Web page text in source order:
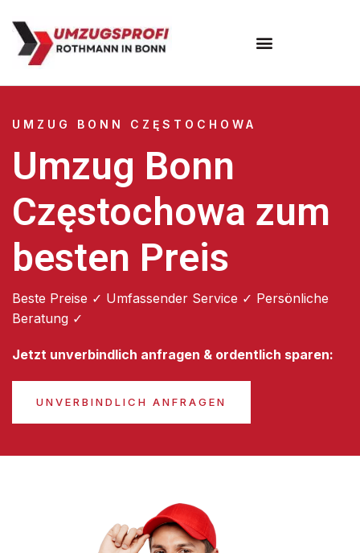
UMZUG BONN CZĘSTOCHOWA
Umzug Bonn
Częstochowa zum
besten Preis
Beste Preise ✓ Umfassender Service ✓ Persönliche
Beratung ✓
Jetzt unverbindlich anfragen & ordentlich sparen:
UNVERBINDLICH ANFRAGEN